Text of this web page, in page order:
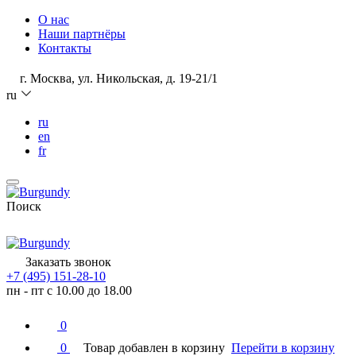
О нас
Наши партнёры
Контакты
г. Москва, ул. Никольская, д. 19-21/1
ru
ru
en
fr
Поиск
Заказать звонок
+7 (495) 151-28-10
пн - пт с 10.00 до 18.00
0
0
Товар добавлен в корзину Перейти в корзину